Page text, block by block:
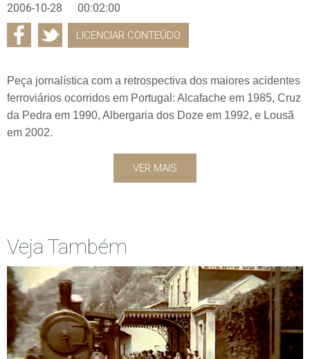
2006-10-28 00:02:00
LICENCIAR CONTEÚDO
Peça jornalística com a retrospectiva dos maiores acidentes
ferroviários ocorridos em Portugal: Alcafache em 1985, Cruz
da Pedra em 1990, Albergaria dos Doze em 1992, e Lousã
em 2002.
VER MAIS
Veja Também